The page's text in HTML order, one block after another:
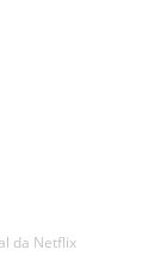
da Netflix